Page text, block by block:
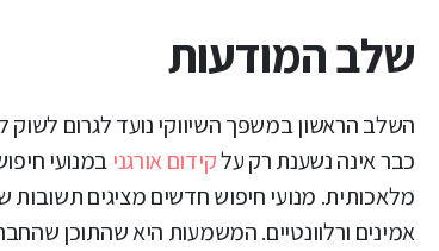
שלב המודעות
השלב הראשון במשפך השיווקי נועד לגרום
כבר אינה נשענת רק עלקידום אורגניבמנועי
מלאכותית. מנועי חיפוש חדשים מציגים
אמינים ורלוונטיים. המשמעות היא שהתוכן